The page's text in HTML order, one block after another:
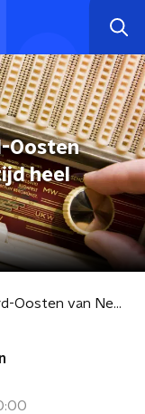
Oosten
heel
Radiopiraten in Noord-Oosten van Nederland nog altijd heel populair